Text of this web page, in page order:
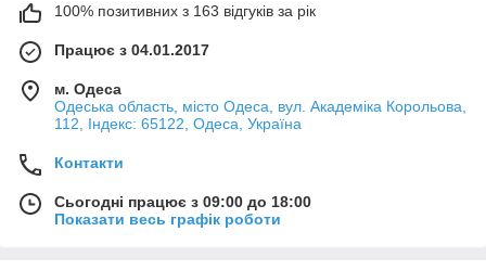
100% позитивних з 163 відгуків за рік
Працює з 04.01.2017
м. Одеса
Одеська область, місто Одеса, вул. Академіка Корольова,
112, Індекс: 65122, Одеса, Україна
Контакти
Сьогодні працює з 09:00 до 18:00
Показати весь графік роботи